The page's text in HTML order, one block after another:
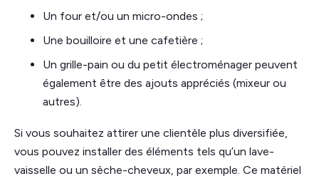
Un four et/ou un micro-ondes ;
Une bouilloire et une cafetière ;
Un grille-pain ou du petit électroménager peuvent
également être des ajouts appréciés (mixeur ou
autres).
Si vous souhaitez attirer une clientèle plus diversifiée,
vous pouvez installer des éléments tels qu’un lave-
vaisselle ou un sèche-cheveux, par exemple. Ce matériel